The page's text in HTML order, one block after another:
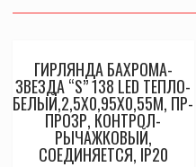
ГИРЛЯНДА БАХРОМА-
ЗВЕЗДА “S” 138 LED ТЕПЛО-
БЕЛЫЙ,2,5Х0,95Х0,55М, ПР-
ПРОЗР, КОНТРОЛ-
РЫЧАЖКОВЫЙ,
СОЕДИНЯЕТСЯ, IP20